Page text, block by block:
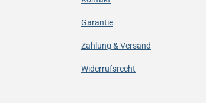
Garantie
Zahlung & Versand
Widerrufsrecht